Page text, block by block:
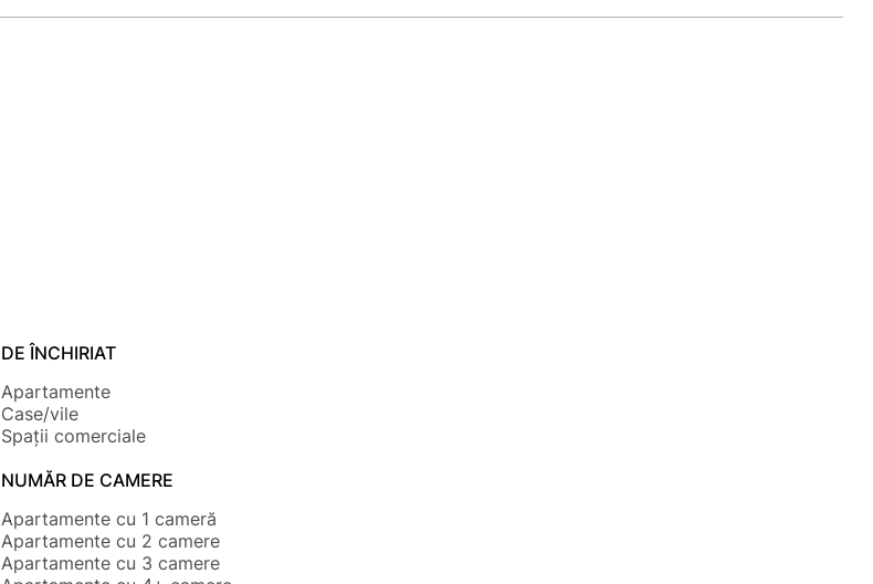
DE ÎNCHIRIAT
Apartamente
Case/vile
Spații comerciale
NUMĂR DE CAMERE
Apartamente cu 1 cameră
Apartamente cu 2 camere
Apartamente cu 3 camere